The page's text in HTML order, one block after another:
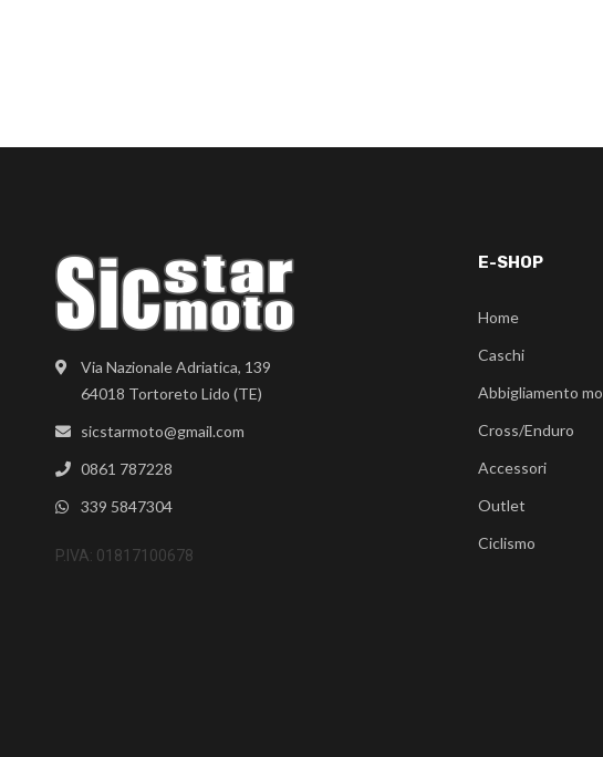
Via Nazionale Adriatica, 139
64018 Tortoreto Lido (TE)
sicstarmoto@gmail.com
0861 787228
339 5847304
P.IVA: 01817100678
E-SHOP
Home
Caschi
Abbigliamento
Cross/Enduro
Accessori
Outlet
Ciclismo